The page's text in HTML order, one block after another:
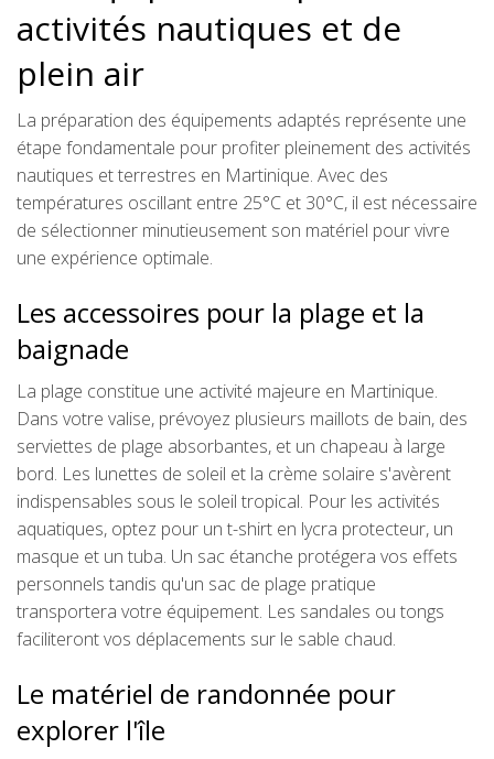
activités nautiques et de
plein air
La préparation des équipements adaptés représente une
étape fondamentale pour profiter pleinement des activités
nautiques et terrestres en Martinique. Avec des
températures oscillant entre 25°C et 30°C, il est nécessaire
de sélectionner minutieusement son matériel pour vivre
une expérience optimale.
Les accessoires pour la plage et la
baignade
La plage constitue une activité majeure en Martinique.
Dans votre valise, prévoyez plusieurs maillots de bain, des
serviettes de plage absorbantes, et un chapeau à large
bord. Les lunettes de soleil et la crème solaire s'avèrent
indispensables sous le soleil tropical. Pour les activités
aquatiques, optez pour un t-shirt en lycra protecteur, un
masque et un tuba. Un sac étanche protégera vos effets
personnels tandis qu'un sac de plage pratique
transportera votre équipement. Les sandales ou tongs
faciliteront vos déplacements sur le sable chaud.
Le matériel de randonnée pour
explorer l'île